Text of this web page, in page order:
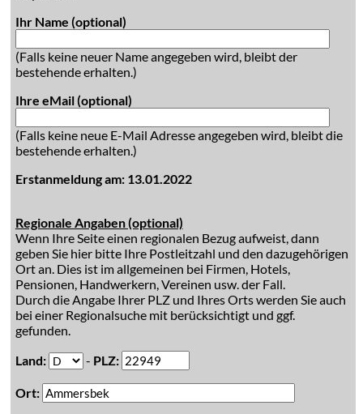
Ihr Name (optional)
(Falls keine neuer Name angegeben wird, bleibt der
bestehende erhalten.)
Ihre eMail (optional)
(Falls keine neue E-Mail Adresse angegeben wird, bleibt die
bestehende erhalten.)
Erstanmeldung am: 13.01.2022
Regionale Angaben (optional)
Wenn Ihre Seite einen regionalen Bezug aufweist, dann
geben Sie hier bitte Ihre Postleitzahl und den dazugehörigen
Ort an. Dies ist im allgemeinen bei Firmen, Hotels,
Pensionen, Handwerkern, Vereinen usw. der Fall.
Durch die Angabe Ihrer PLZ und Ihres Orts werden Sie auch
bei einer Regionalsuche mit berücksichtigt und ggf.
gefunden.
Land:
- PLZ:
Ort: